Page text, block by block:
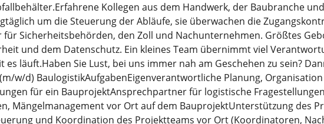
Kollegen aus dem Handwerk, der Baubranche
um die Steuerung der Abläufe, sie überwachen die
Sicherheitsbehörden, den Zoll und Nachunternehmen. Größtes
und dem Datenschutz. Ein kleines Team übernimmt viel
es läuft.Haben Sie Lust, bei uns immer nah am Geschehen zu sein?
w/d) BaulogistikAufgabenEigenverantwortliche Planung,
für ein BauprojektAnsprechpartner für logistische
Mängelmanagement vor Ort auf dem BauprojektUnterstützung des
und Koordination des Projektteams vor Ort (Koordinatoren,